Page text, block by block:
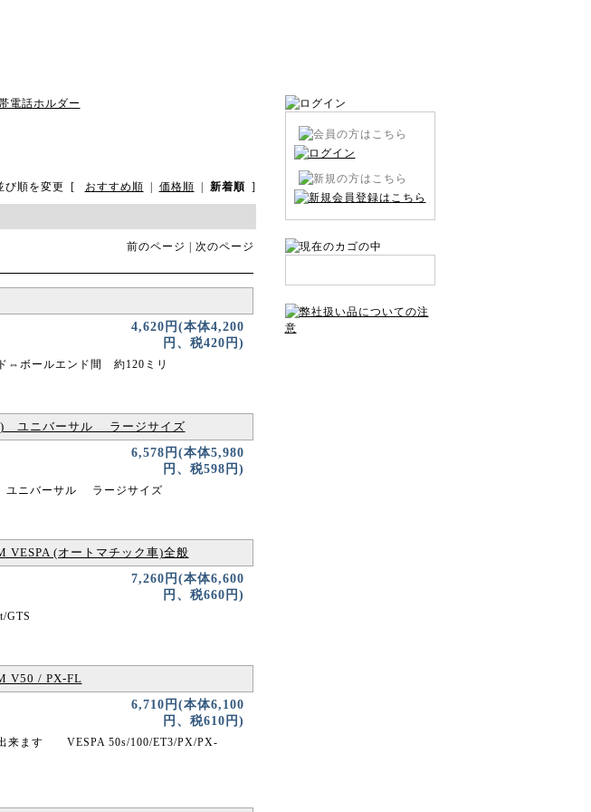
電話ホルダー
び順を変更 [ おすすめ順 価格順 新着順 ]
前のページ | 次のページ
4,620円(本体4,200
円、税420円)
⇔ボールエンド間 約120ミリ
ユニバーサル ラージサイズ
6,578円(本体5,980
円、税598円)
ニバーサル ラージサイズ
VESPA (オートマチック車)全般
7,260円(本体6,600
円、税660円)
GTS
V50 / PX-FL
6,710円(本体6,100
円、税610円)
来ます VESPA 50s/100/ET3/PX/PX-